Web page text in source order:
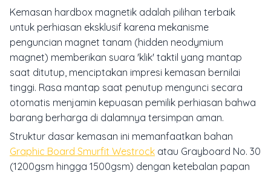
Kemasan hardbox magnetik adalah pilihan terbaik
untuk perhiasan eksklusif karena mekanisme
penguncian magnet tanam (hidden neodymium
magnet) memberikan suara 'klik' taktil yang mantap
saat ditutup, menciptakan impresi kemasan bernilai
tinggi. Rasa mantap saat penutup mengunci secara
otomatis menjamin kepuasan pemilik perhiasan bahwa
barang berharga di dalamnya tersimpan aman.
Struktur dasar kemasan ini memanfaatkan bahan
Graphic Board Smurfit Westrock atau Grayboard No. 30
(1200gsm hingga 1500gsm) dengan ketebalan papan